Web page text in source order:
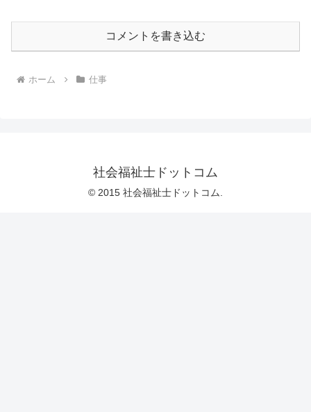
コメントを書き込む
ホーム 仕事
社会福祉士ドットコム
© 2015 社会福祉士ドットコム.